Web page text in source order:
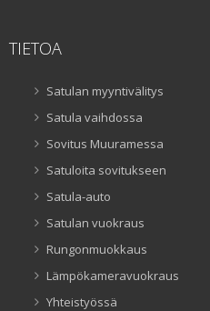
TIETOA
Satulan myyntivälitys
Satula vaihdossa
Sovitus Muuramessa
Satuloita sovitukseen
Satula-auto
Satulan vuokraus
Rungonmuokkaus
Lämpökameravuokraus
Yhteistyössä